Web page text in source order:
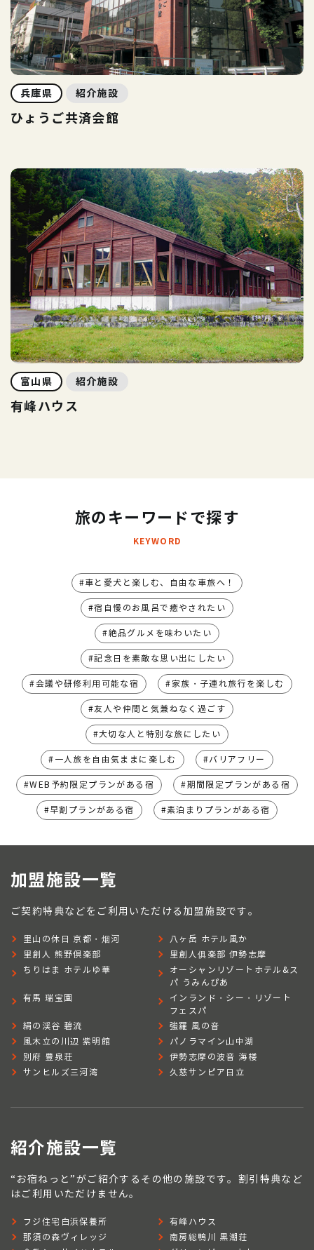
兵庫県 紹介施設
ひょうご共済会館
富山県 紹介施設
有峰ハウス
旅のキーワードで探す
KEYWORD
車と愛犬と楽しむ、自由な車旅へ！
宿自慢のお風呂で癒やされたい
絶品グルメを味わいたい
記念日を素敵な思い出にしたい
会議や研修利用可能な宿 家族・子連れ旅行を楽しむ
友人や仲間と気兼ねなく過ごす
大切な人と特別な旅にしたい
一人旅を自由気ままに楽しむ バリアフリー
WEB予約限定プランがある宿 期間限定プランがある宿
早割プランがある宿 素泊まりプランがある宿
加盟施設一覧
ご契約特典などをご利用いただける加盟施設です。
里山の休日 京都・烟河
八ヶ岳 ホテル風か
里創人 熊野倶楽部
里創人俱楽部 伊勢志摩
ちりはま ホテルゆ華
オーシャンリゾートホテル&ス
パ うみんぴあ
有馬 瑞宝園
インランド・シー・リゾート
フェスパ
絹の渓谷 碧流
強羅 風の音
風木立の川辺 紫明館
パノラマイン山中湖
別府 豊泉荘
伊勢志摩の波音 海楼
サンヒルズ三河湾
久慈サンピア日立
紹介施設一覧
“お宿ねっと”がご紹介するその他の施設です。割引特典など
はご利用いただけません。
フジ住宅白浜保養所
有峰ハウス
那須の森ヴィレッジ
南房総鴨川 黒潮荘